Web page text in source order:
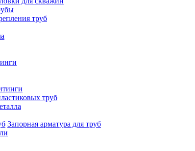
труб
труб
Запорная арматура для труб